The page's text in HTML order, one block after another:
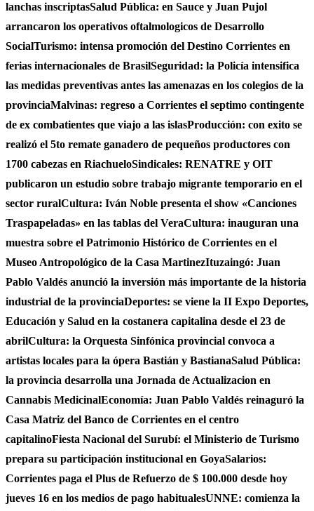
lanchas inscriptasSalud Pública: en Sauce y Juan Pujol
arrancaron los operativos oftalmologicos de Desarrollo
SocialTurismo: intensa promoción del Destino Corrientes en
ferias internacionales de BrasilSeguridad: la Policía intensifica
las medidas preventivas antes las amenazas en los colegios de la
provinciaMalvinas: regreso a Corrientes el septimo contingente
de ex combatientes que viajo a las islasProducción: con exito se
realizó el 5to remate ganadero de pequeños productores con
1700 cabezas en RiachueloSindicales: RENATRE y OIT
publicaron un estudio sobre trabajo migrante temporario en el
sector ruralCultura: Iván Noble presenta el show «Canciones
Traspapeladas» en las tablas del VeraCultura: inauguran una
muestra sobre el Patrimonio Histórico de Corrientes en el
Museo Antropológico de la Casa MartinezItuzaingó: Juan
Pablo Valdés anunció la inversión más importante de la historia
industrial de la provinciaDeportes: se viene la II Expo Deportes,
Educación y Salud en la costanera capitalina desde el 23 de
abrilCultura: la Orquesta Sinfónica provincial convoca a
artistas locales para la ópera Bastián y BastianaSalud Pública:
la provincia desarrolla una Jornada de Actualizacion en
Cannabis MedicinalEconomía: Juan Pablo Valdés reinaguró la
Casa Matriz del Banco de Corrientes en el centro
capitalinoFiesta Nacional del Surubí: el Ministerio de Turismo
prepara su participación institucional en GoyaSalarios:
Corrientes paga el Plus de Refuerzo de $ 100.000 desde hoy
jueves 16 en los medios de pago habitualesUNNE: comienza la